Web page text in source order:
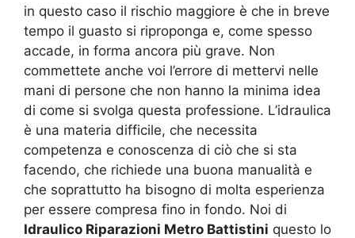
in questo caso il rischio maggiore è che in breve
tempo il guasto si riproponga e, come spesso
accade, in forma ancora più grave. Non
commettete anche voi l’errore di mettervi nelle
mani di persone che non hanno la minima idea
di come si svolga questa professione. L’idraulica
è una materia difficile, che necessita
competenza e conoscenza di ciò che si sta
facendo, che richiede una buona manualità e
che soprattutto ha bisogno di molta esperienza
per essere compresa fino in fondo. Noi di
Idraulico Riparazioni Metro Battistini questo lo